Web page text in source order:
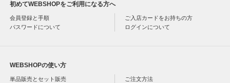
初めてWEBSHOPをご利用になる方へ
会員登録と手順
ご入店カードをお持ちの方
パスワードについて
ログインについて
WEBSHOPの使い方
単品販売とセット販売
ご注文方法